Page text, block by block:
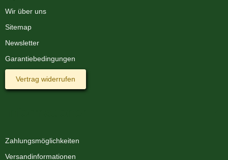
Wir über uns
Sitemap
Newsletter
Garantiebedingungen
Vertrag widerrufen
Zahlungsmöglichkeiten
Versandinformationen